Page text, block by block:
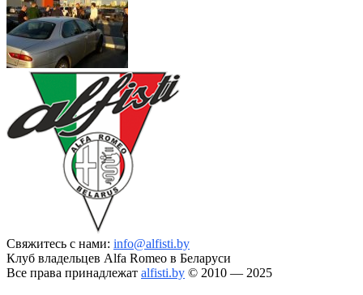
Свяжитесь с нами: info@alfisti.by
Клуб владельцев Alfa Romeo в Беларуси
Все права принадлежат alfisti.by © 2010 — 2025